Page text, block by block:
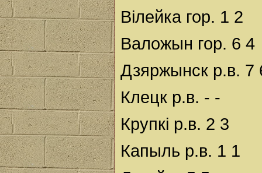
Вілейка гор. 1 2
Валожын гор. 6 4
Дзяржынск р.в. 7
Клецк р.в. - -
Крупкі р.в. 2 3
Капыль р.в. 1 1